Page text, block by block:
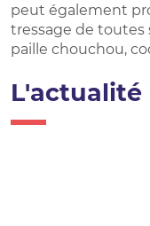
peut également
tressage de toutes
paille chouchou,
L'actualité